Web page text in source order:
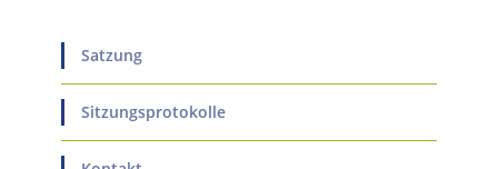
Satzung
Sitzungsprotokolle